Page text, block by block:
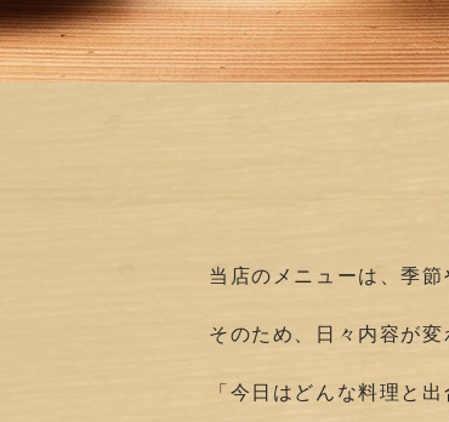
当店のメニューは、季
そのため、日々内容が変
「今日はどんな料理と